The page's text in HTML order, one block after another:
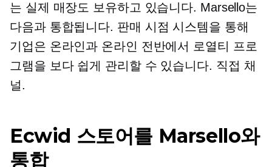
는 실제 매장도 보유하고 있습니다. Marsello는
다음과 통합됩니다. 판매 시점 시스템을 통해
기업은 온라인과 온라인 전반에서 로열티 프로
그램을 보다 쉽게 ​​관리할 수 있습니다. 직접 채
널.
Ecwid 스토어를 Marsello와
통합